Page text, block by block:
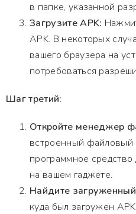
в папке, указанной
Загрузите APK:
APK. В некоторых
вашего браузера на
потребоваться
Шаг третий:
Откройте менеджер
встроенный
программное
на вашем гаджете.
Найдите
куда был загружен